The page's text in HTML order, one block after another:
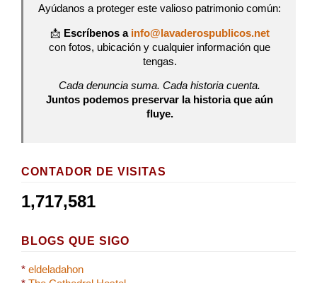
Ayúdanos a proteger este valioso patrimonio común:
📩 Escríbenos a info@lavaderospublicos.net
con fotos, ubicación y cualquier información que
tengas.
Cada denuncia suma. Cada historia cuenta.
Juntos podemos preservar la historia que aún
fluye.
CONTADOR DE VISITAS
1,717,581
BLOGS QUE SIGO
* eldeladahon